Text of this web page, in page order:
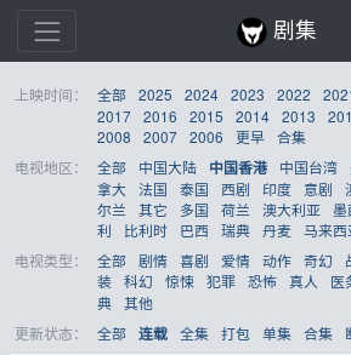
剧集
上映时间： 全部 2025 2024 2023 2022
2017 2016 2015 2014 2013
2008
2007 2006 更早 合集
电视地区：
全部 中国大陆 中国香港 中国台湾
拿大 法国 泰国 西剧 印度 意剧
尔兰
其它 多国 荷兰 澳大利亚
利
比利时 巴西 瑞典 丹麦 马来西
电视类型：
全部 剧情 喜剧 爱情 动作 奇幻
装 科幻 惊悚 犯罪 恐怖 真人 医
典 其他
更新状态：
全部 连载 全集 打包 单集 合集